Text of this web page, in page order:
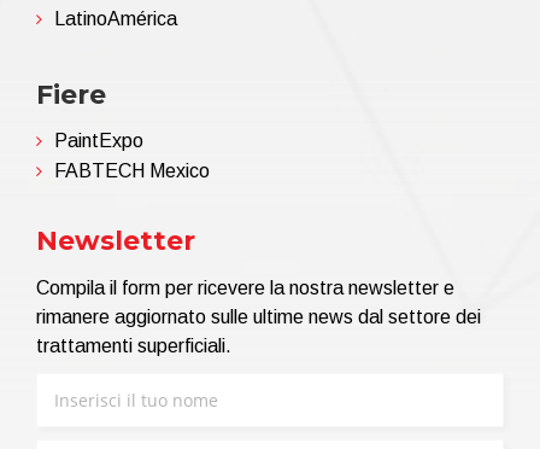
LatinoAmérica
Fiere
PaintExpo
FABTECH Mexico
Newsletter
Compila il form per ricevere la nostra newsletter e
rimanere aggiornato sulle ultime news dal settore dei
trattamenti superficiali.